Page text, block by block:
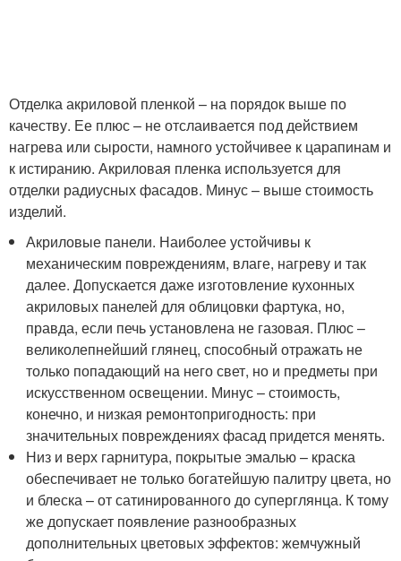
Отделка акриловой пленкой – на порядок выше по
качеству. Ее плюс – не отслаивается под действием
нагрева или сырости, намного устойчивее к царапинам и
к истиранию. Акриловая пленка используется для
отделки радиусных фасадов. Минус – выше стоимость
изделий.
Акриловые панели. Наиболее устойчивы к
механическим повреждениям, влаге, нагреву и так
далее. Допускается даже изготовление кухонных
акриловых панелей для облицовки фартука, но,
правда, если печь установлена не газовая. Плюс –
великолепнейший глянец, способный отражать не
только попадающий на него свет, но и предметы при
искусственном освещении. Минус – стоимость,
конечно, и низкая ремонтопригодность: при
значительных повреждениях фасад придется менять.
Низ и верх гарнитура, покрытые эмалью – краска
обеспечивает не только богатейшую палитру цвета, но
и блеска – от сатинированного до суперглянца. К тому
же допускает появление разнообразных
дополнительных цветовых эффектов: жемчужный